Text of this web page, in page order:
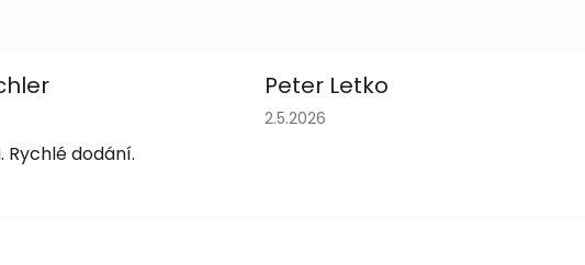
je 5 z 5 hvězdiček.
Rychlé dodání.
Peter Letko
Hodnocení obchodu je 5 z 5 hvězdiček.
2.5.2026